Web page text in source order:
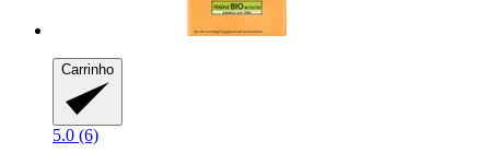
Carrinho
5.0 (6)